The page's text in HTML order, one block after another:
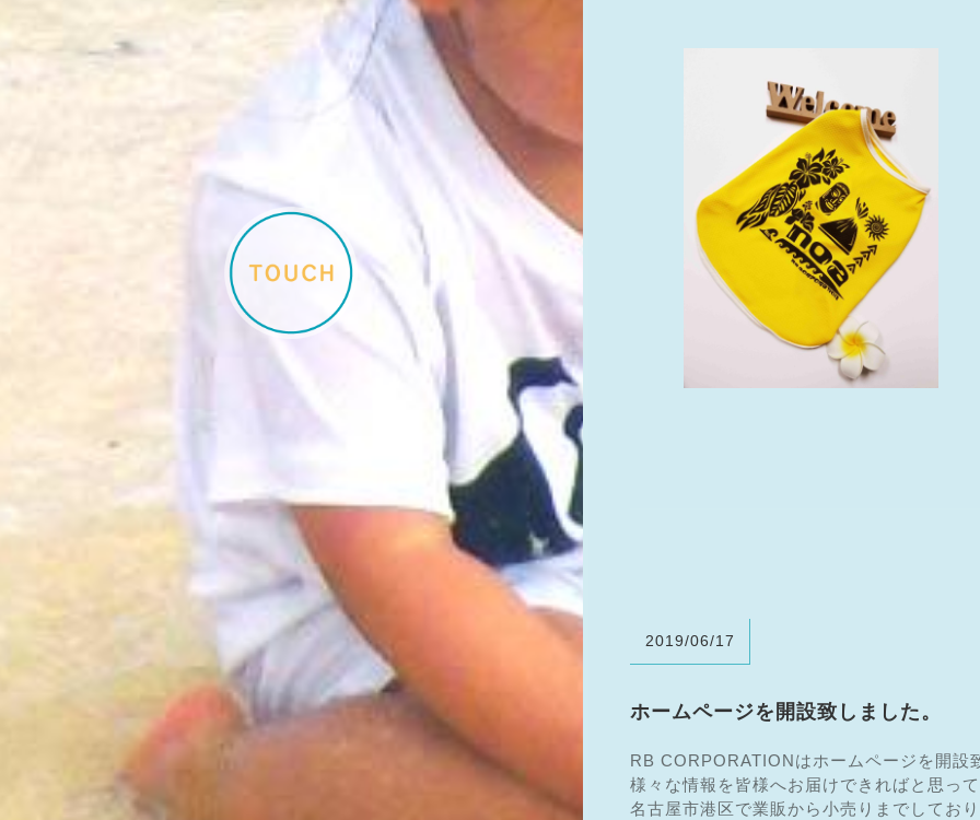
2019/06/17
ホームページを開設致しました。
RB CORPORATIONはホームページを開設
様々な情報を皆様へお届けできればと思って
名古屋市港区で業販から小売りまでしており